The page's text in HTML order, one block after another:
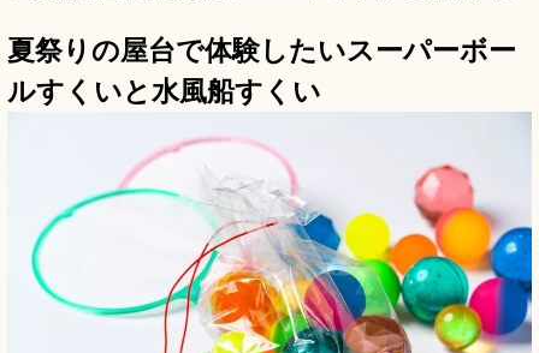
夏祭りの屋台で体験したいスーパーボー
ルすくいと水風船すくい